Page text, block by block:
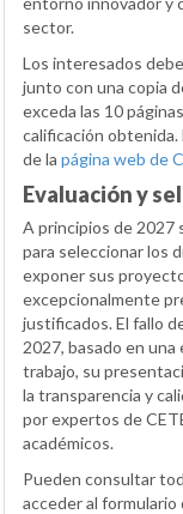
sector.
Los interesados
junto con una copia
exceda las 10
calificación obtenida.
de la página web de
Evaluación y
A principios de 2027
para seleccionar los
exponer sus
excepcionalmente
justificados. El fallo
2027, basado en una
trabajo, su
la transparencia y
por expertos de
académicos.
Pueden consultar
acceder al formulario